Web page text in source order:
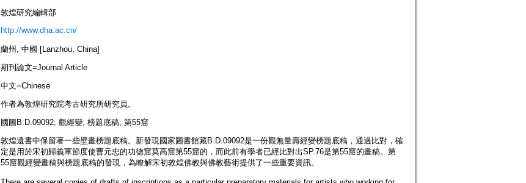
敦煌研究編輯部
http://www.dha.ac.cn/
蘭州, 中國 [Lanzhou, China]
期刊論文=Journal Article
中文=Chinese
作者為敦煌研究院考古研究所研究員。
國圖B.D.09092; 觀經變; 榜題底稿; 第55窟
敦煌遺書中保留著一些壁畫榜題底稿。新發現國家圖書館藏B.D.09092是一份觀無量壽經變榜題底稿，通過比對，確
定是用於宋初歸義軍節度使曹元忠的功德窟莫高窟第55窟的，而此前有學者已經比對出SP.76是第55窟的畫稿。第
55窟觀經變畫稿與榜題底稿的發現，為瞭解宋初敦煌佛教與佛教藝術提供了一些重要資訊。